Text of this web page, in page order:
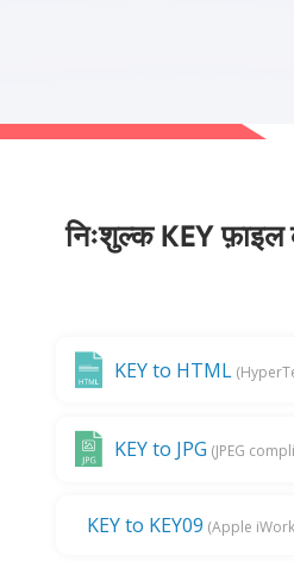
निःशुल्क KEY
KEY to HTML
KEY to JPG (JPEG
KEY to KEY09 (Apple